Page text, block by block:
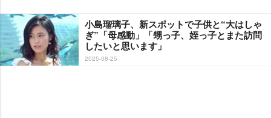
小島瑠璃子、新スポットで子供と“大はしゃ
ぎ”「母感動」「甥っ子、姪っ子とまた訪問
したいと思います」
2025-08-25